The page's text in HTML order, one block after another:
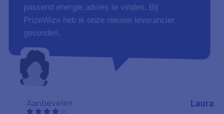
passend energie advies te vinden. Bij
PrizeWize heb ik onze nieuwe leverancier
gevonden.
Aanbevelen
Laura